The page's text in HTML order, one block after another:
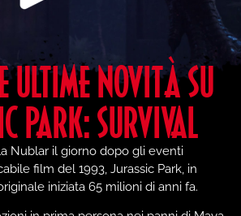
ULTIME NOVITÀ SU
PARK: SURVIVAL
Nublar il giorno dopo gli eventi
film del 1993, Jurassic Park, in
iniziata 65 milioni di anni fa.